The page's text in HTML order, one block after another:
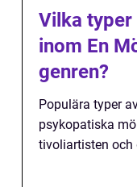
Vilka
inom En
genren?
Populära typer
psykopatiska
tivoliartisten och